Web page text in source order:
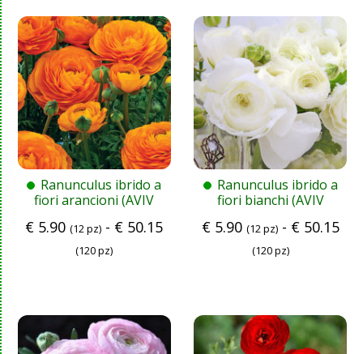
Ranunculus ibrido a
fiori arancioni (AVIV
€ 5.90 (12 pz) - € 50.15
(120 pz)
Ranunculus ibrido a
fiori bianchi (AVIV
€5.90 (12 pz)- €50.15
(120 pz)